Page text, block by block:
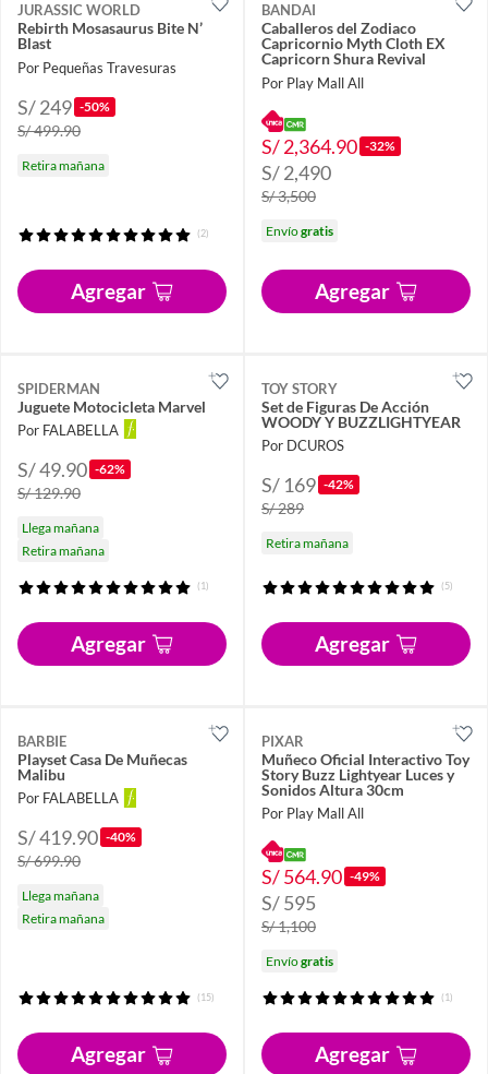
JURASSIC WORLD
Rebirth Mosasaurus Bite N’
Blast
Por Pequeñas Travesuras
S/ 249 -50%
S/ 499.90
Retira mañana
(2)
Agregar
BANDAI
Caballeros del Zodiaco
Capricornio Myth Cloth EX
Capricorn Shura Revival
Por Play Mall All
S/ 2,364.90 -32%
S/ 2,490
S/ 3,500
Envíogratis
Agregar
SPIDERMAN
Juguete Motocicleta Marvel
Por FALABELLA
S/ 49.90 -62%
S/ 129.90
Llega mañana
Retira mañana
(1)
Agregar
TOY STORY
Set de Figuras De Acción
WOODY Y BUZZLIGHTYEAR
Por DCUROS
S/ 169 -42%
S/ 289
Retira mañana
(5)
Agregar
BARBIE
Playset Casa De Muñecas
Malibu
Por FALABELLA
S/ 419.90 -40%
S/ 699.90
Llega mañana
Retira mañana
(15)
Agregar
PIXAR
Muñeco Oficial Interactivo Toy
Story Buzz Lightyear Luces y
Sonidos Altura 30cm
Por Play Mall All
S/ 564.90 -49%
S/ 595
S/ 1,100
Envíogratis
(1)
Agregar